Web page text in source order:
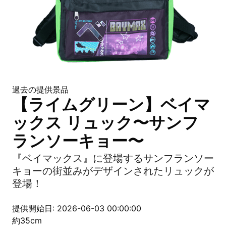
過去の提供景品
【ライムグリーン】ベイマ
ックス リュック〜サンフ
ランソーキョー〜
『ベイマックス』に登場するサンフランソー
キョーの街並みがデザインされたリュックが
登場！
提供開始日: 2026-06-03 00:00:00
約35cm